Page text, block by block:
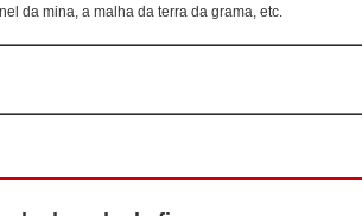
da mina, a malha da terra da grama, etc.